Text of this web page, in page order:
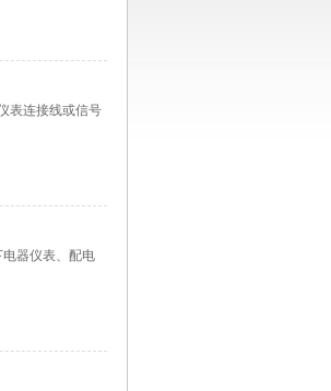
表连接线或信号
器仪表、配电